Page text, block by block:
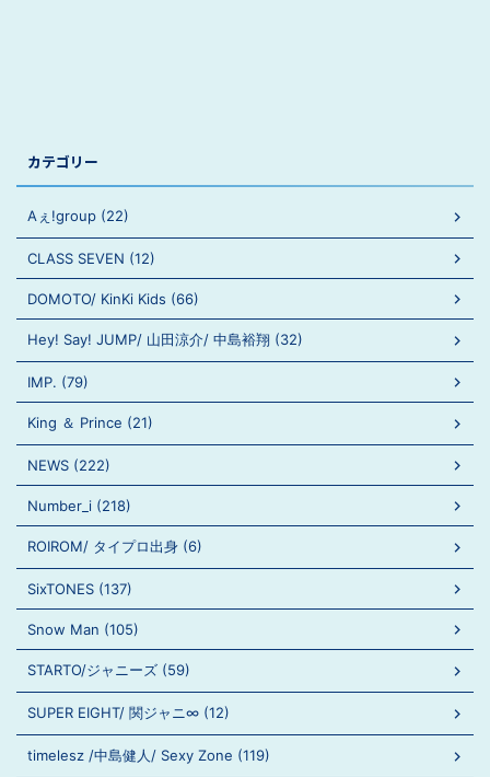
カテゴリー
Aぇ!group (22)
CLASS SEVEN (12)
DOMOTO/ KinKi Kids (66)
Hey! Say! JUMP/ 山田涼介/ 中島裕翔 (32)
IMP. (79)
King ＆ Prince (21)
NEWS (222)
Number_i (218)
ROIROM/ タイプロ出身 (6)
SixTONES (137)
Snow Man (105)
STARTO/ジャニーズ (59)
SUPER EIGHT/ 関ジャニ∞ (12)
timelesz /中島健人/ Sexy Zone (119)